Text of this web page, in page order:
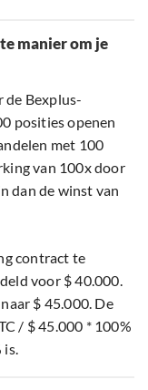
manier om je
de Bexplus-
posities openen
met 100
van 100x door
dan de winst van
contract te
voor $ 40.000.
$ 45.000. De
/ $ 45.000 * 100%
is.